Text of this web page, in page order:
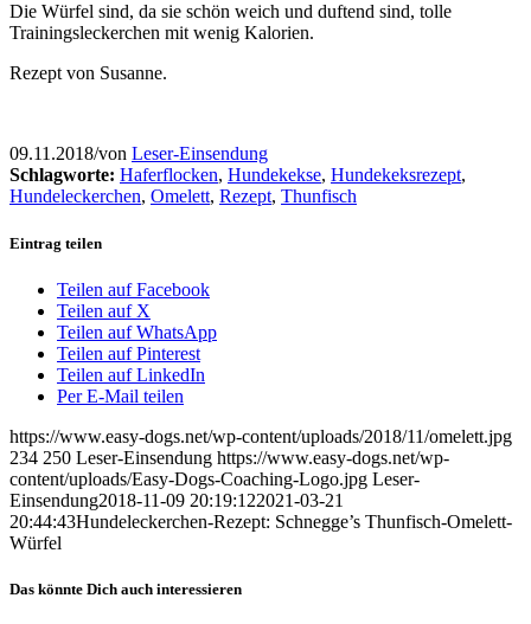
Die Würfel sind, da sie schön weich und duftend sind, tolle
Trainingsleckerchen mit wenig Kalorien.
Rezept von Susanne.
09.11.2018/von Leser-Einsendung
Schlagworte: Haferflocken, Hundekekse, Hundekeksrezept,
Hundeleckerchen, Omelett, Rezept, Thunfisch
Eintrag teilen
Teilen auf Facebook
Teilen auf X
Teilen auf WhatsApp
Teilen auf Pinterest
Teilen auf LinkedIn
Per E-Mail teilen
https://www.easy-dogs.net/wp-content/uploads/2018/11/omelett.jpg
234 250 Leser-Einsendung https://www.easy-dogs.net/wp-
content/uploads/Easy-Dogs-Coaching-Logo.jpg Leser-
Einsendung2018-11-09 20:19:122021-03-21
20:44:43Hundeleckerchen-Rezept: Schnegge’s Thunfisch-Omelett-
Würfel
Das könnte Dich auch interessieren